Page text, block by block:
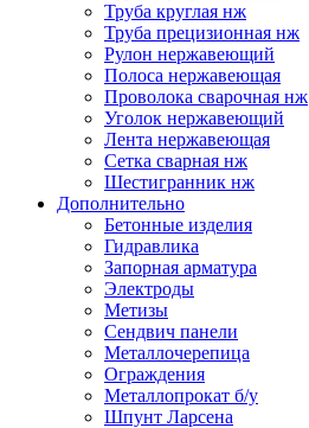
Труба круглая нж
Труба прецизионная нж
Рулон нержавеющий
Полоса нержавеющая
Проволока сварочная нж
Уголок нержавеющий
Лента нержавеющая
Сетка сварная нж
Шестигранник нж
Дополнительно
Бетонные изделия
Гидравлика
Запорная арматура
Электроды
Метизы
Сендвич панели
Металлочерепица
Ограждения
Металлопрокат б/у
Шпунт Ларсена